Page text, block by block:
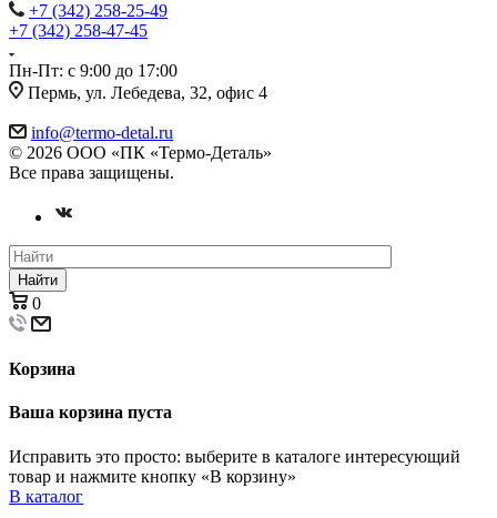
+7 (342) 258-25-49
+7 (342) 258-47-45
Пн-Пт: с 9:00 до 17:00
Пермь, ул. Лебедева, 32, офис 4
info@termo-detal.ru
© 2026 ООО «ПК «Термо-Деталь»
Все права защищены.
Найти
0
Корзина
Ваша корзина пуста
Исправить это просто: выберите в каталоге интересующий
товар и нажмите кнопку «В корзину»
В каталог